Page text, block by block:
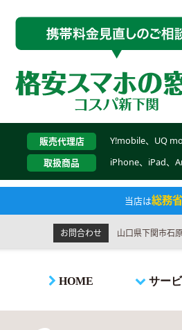
販売代理店
Y!mobile、UQ
取扱商品
iPhone、iPad、
当店は総務
お問合わせ 山口県下関市石
HOME サー